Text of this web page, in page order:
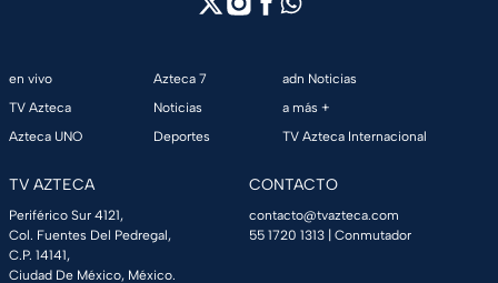
en vivo
TV Azteca
Azteca UNO
Azteca 7
Noticias
Deportes
adn Noticias
a más +
TV Azteca Internacional
TV AZTECA
Periférico Sur 4121,
Col. Fuentes Del Pedregal,
C.P. 14141,
Ciudad De México, México.
CONTACTO
contacto@tvazteca.com
55 1720 1313 | Conmutador